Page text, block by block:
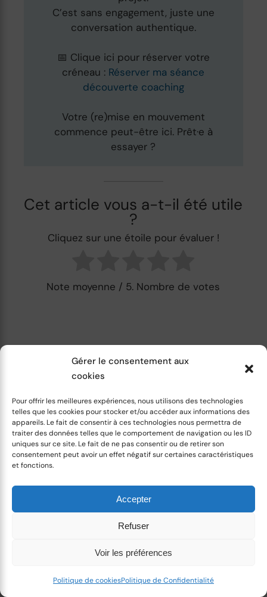
Gérer le consentement aux
cookies
Pour offrir les meilleures expériences, nous utilisons des technologies
telles que les cookies pour stocker et/ou accéder aux informations des
appareils. Le fait de consentir à ces technologies nous permettra de
traiter des données telles que le comportement de navigation ou les ID
uniques sur ce site. Le fait de ne pas consentir ou de retirer son
consentement peut avoir un effet négatif sur certaines caractéristiques
et fonctions.
Accepter
Refuser
Voir les préférences
Politique de cookiesPolitique de Confidentialité
C’est sans engagement, juste une
conversation authentique.
📅 Clique ici pour réserver votre
créneau : Réserver ma séance
découverte coaching
Votre (re)mise en mouvement
commence peut-être ici. Prêt·e à
essayer ?
Cet article vous a-t-il été utile
?
Cliquez sur une étoile pour évaluer !
Note moyenne / 5. Nombre de votes
Améliorer notre Relationnel
Auteur
Coach professionnelle, j'accompagne les